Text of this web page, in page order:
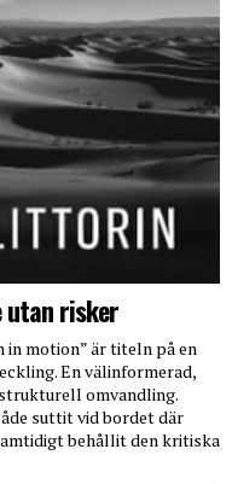
utan risker
in motion” är titeln på en
En välinformerad,
omvandling.
suttit vid bordet där
behållit den kritiska